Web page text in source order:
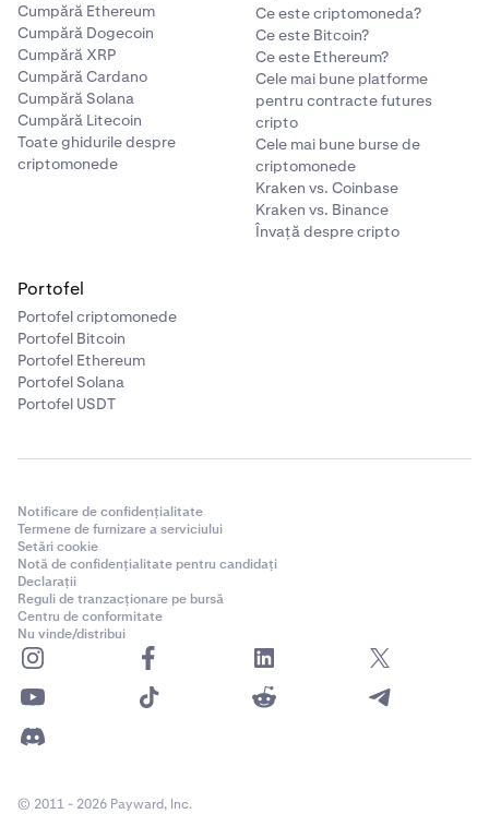
Cumpără Ethereum
Cumpără Dogecoin
Cumpără XRP
Cumpără Cardano
Cumpără Solana
Cumpără Litecoin
Toate ghidurile despre
criptomonede
Ce este criptomoneda?
Ce este Bitcoin?
Ce este Ethereum?
Cele mai bune platforme
pentru contracte futures
cripto
Cele mai bune burse de
criptomonede
Kraken vs. Coinbase
Kraken vs. Binance
Învață despre cripto
Portofel
Portofel criptomonede
Portofel Bitcoin
Portofel Ethereum
Portofel Solana
Portofel USDT
Notificare de confidențialitate
Termene de furnizare a serviciului
Setări cookie
Notă de confidențialitate pentru candidați
Declarații
Reguli de tranzacționare pe bursă
Centru de conformitate
Nu vinde/distribui
© 2011 - 2026 Payward, Inc.